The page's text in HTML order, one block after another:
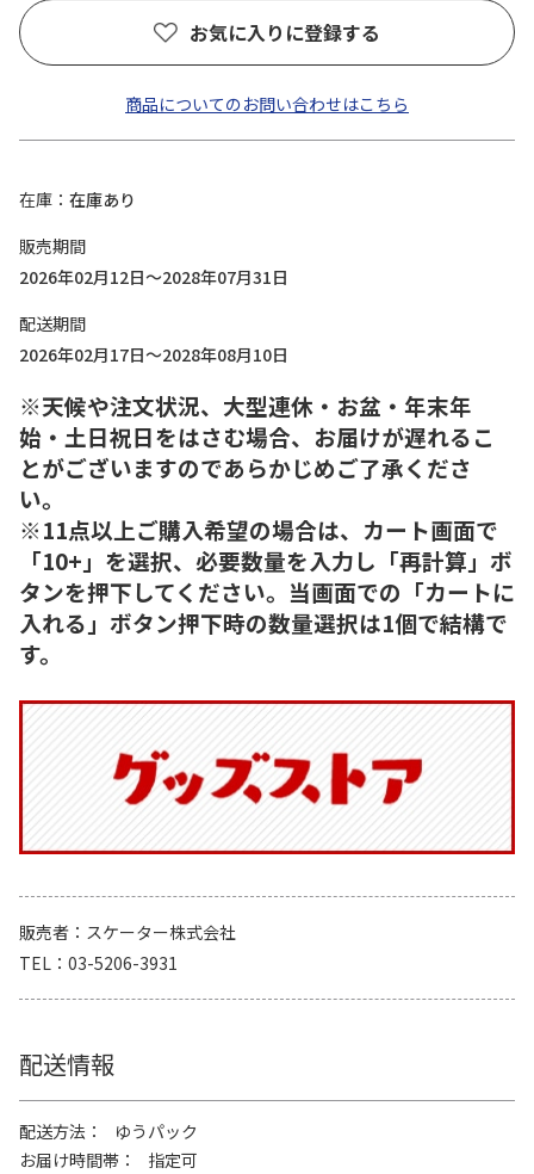
お気に入りに登録する
商品についてのお問い合わせはこちら
在庫
在庫あり
販売期間
2026年02月12日～2028年07月31日
配送期間
2026年02月17日～2028年08月10日
※天候や注文状況、大型連休・お盆・年末年
始・土日祝日をはさむ場合、お届けが遅れるこ
とがございますのであらかじめご了承くださ
い。
※11点以上ご購入希望の場合は、カート画面で
「10+」を選択、必要数量を入力し「再計算」ボ
タンを押下してください。当画面での「カートに
入れる」ボタン押下時の数量選択は1個で結構で
す。
販売者
スケーター株式会社
TEL
03-5206-3931
配送情報
配送方法
ゆうパック
お届け時間帯
指定可